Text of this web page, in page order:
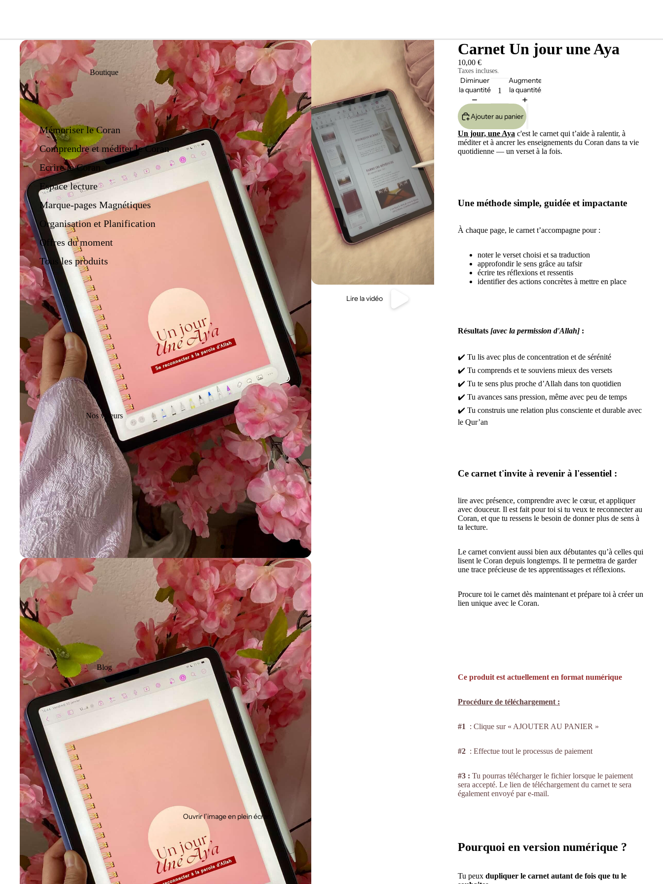
Boutique
Mémoriser le Coran
Comprendre et méditer le Coran
Ecrire le Coran
Espace lecture
Marque-pages Magnétiques
Organisation et Planification
Offres du moment
Tous les produits
Nos valeurs
Blog
Lire la vidéo
Ouvrir l’image en plein écran
Carnet Un jour une Aya
10,00 €
Taxes incluses.
Diminuer
la quantité
Augmenter
la quantité
Ajouter au panier
Un jour, une Aya c'est le carnet qui t’aide à ralentir, à
méditer et à ancrer les enseignements du Coran dans ta vie
quotidienne — un verset à la fois.
Une méthode simple, guidée et impactante
À chaque page, le carnet t’accompagne pour :
noter le verset choisi et sa traduction
approfondir le sens grâce au tafsir
écrire tes réflexions et ressentis
identifier des actions concrètes à mettre en place
Résultats [avec la permission d'Allah] :
✔️ Tu lis avec plus de concentration et de sérénité
✔️ Tu comprends et te souviens mieux des versets
✔️ Tu te sens plus proche d’Allah dans ton quotidien
✔️ Tu avances sans pression, même avec peu de temps
✔️ Tu construis une relation plus consciente et durable avec
le Qur’an
Ce carnet t'invite à revenir à l'essentiel :
lire avec présence, comprendre avec le cœur, et appliquer
avec douceur. Il est fait pour toi si tu veux te reconnecter au
Coran, et que tu ressens le besoin de donner plus de sens à
ta lecture.
Le carnet convient aussi bien aux débutantes qu’à celles qui
lisent le Coran depuis longtemps. Il te permettra de garder
une trace précieuse de tes apprentissages et réflexions.
Procure toi le carnet dès maintenant et prépare toi à créer un
lien unique avec le Coran.
Ce produit est actuellement en format numérique
Procédure de téléchargement :
#1 : Clique sur « AJOUTER AU PANIER »
#2 : Effectue tout le processus de paiement
#3 : Tu pourras télécharger le fichier lorsque le paiement
sera accepté. Le lien de téléchargement du carnet te sera
également envoyé par e-mail.
Pourquoi en version numérique ?
Tu peux dupliquer le carnet autant de fois que tu le